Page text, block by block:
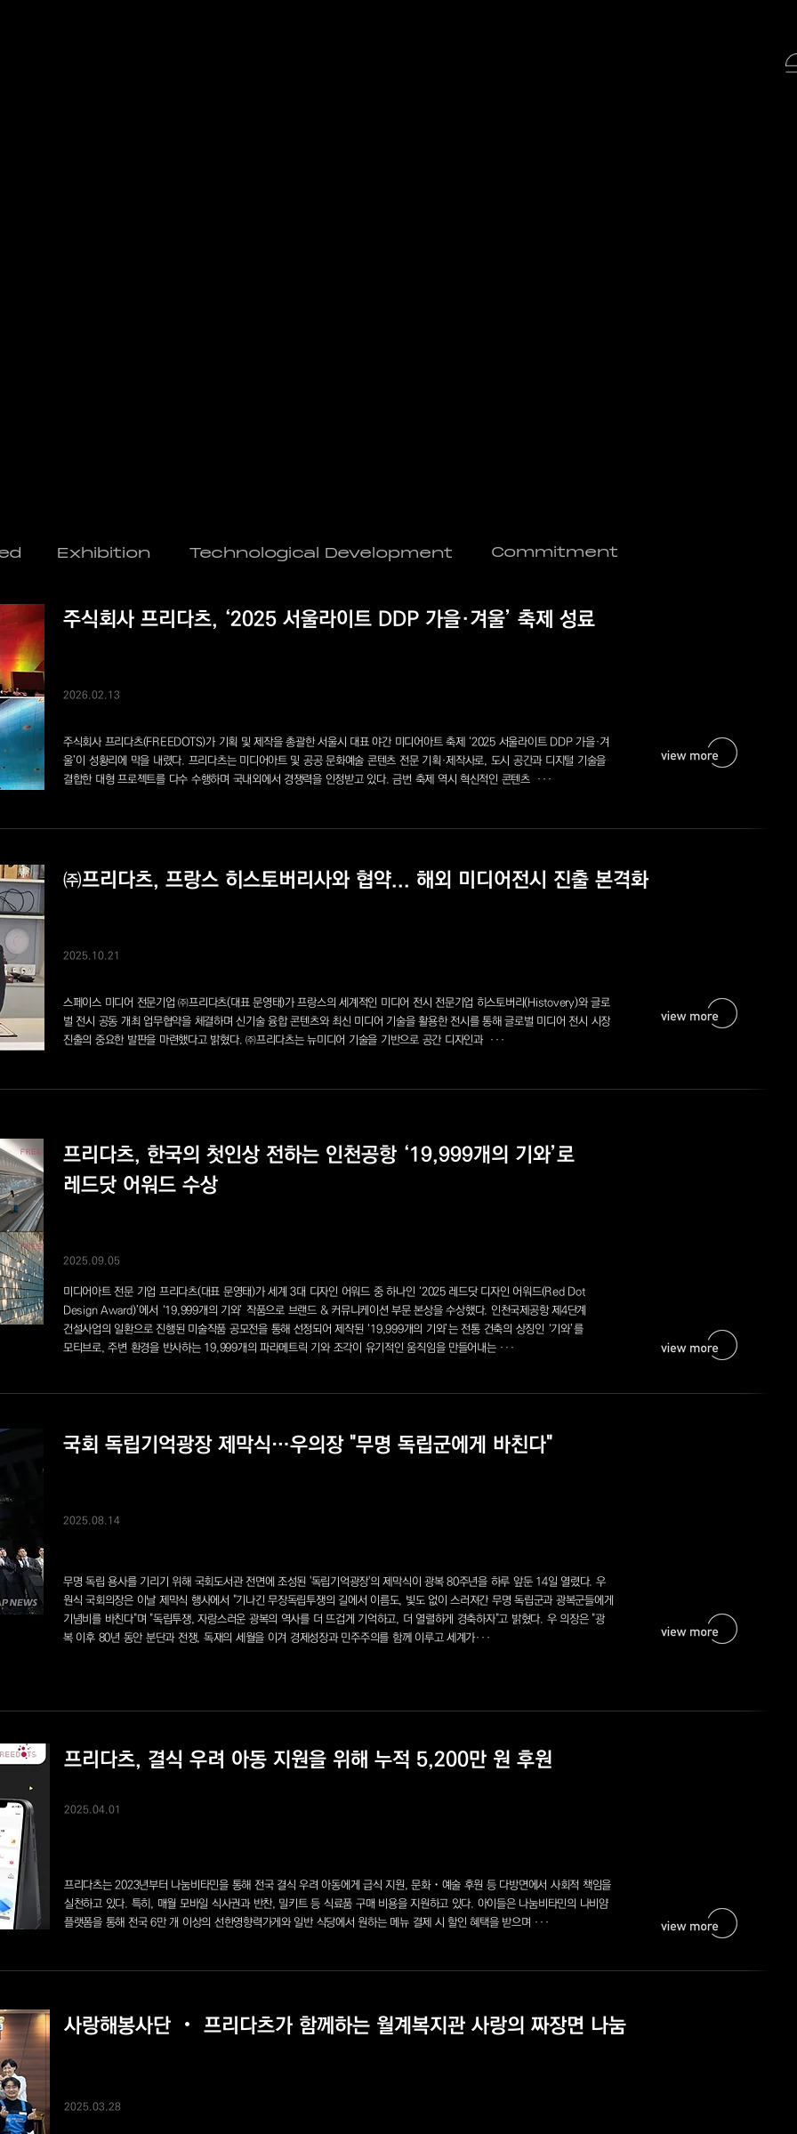
Exhibition Technological Development Commitment
주식회사 프리다츠, ‘2025 서울라이트 DDP 가을·겨울’ 축제 성료
2026.02.13
주식회사 프리다츠(FREEDOTS)가 기획 및 제작을 총괄한 서울시 대표 야간 미디어아트 축제 ‘2025 서울라이트 DDP 가을·겨
울’이 성황리에 막을 내렸다. 프리다츠는 미디어아트 및 공공 문화예술 콘텐츠 전문 기획·제작사로, 도시 공간과 디지털 기술을
결합한 대형 프로젝트를 다수 수행하며 국내외에서 경쟁력을 인정받고 있다. 금번 축제 역시 혁신적인 콘텐츠 ···
㈜프리다츠, 프랑스 히스토버리사와 협약... 해외 미디어전시 진출 본격화
2025.10.21
스페이스 미디어 전문기업 ㈜프리다츠(대표 문영태)가 프랑스의 세계적인 미디어 전시 전문기업 히스토버리(Histovery)와 글로
벌 전시 공동 개최 업무협약을 체결하며 신기술 융합 콘텐츠와 최신 미디어 기술을 활용한 전시를 통해 글로벌 미디어 전시 시장
진출의 중요한 발판을 마련했다고 밝혔다. ㈜프리다츠는 뉴미디어 기술을 기반으로 공간 디자인과 ···
프리다츠, 한국의 첫인상 전하는 인천공항 ‘19,999개의 기와’로
레드닷 어워드 수상
2025.09.05
미디어아트 전문 기업 프리다츠(대표 문영태)가 세계 3대 디자인 어워드 중 하나인 ‘2025 레드닷 디자인 어워드(Red Dot
Design Award)’에서 ‘19,999개의 기와’ 작품으로 브랜드 & 커뮤니케이션 부문 본상을 수상했다. 인천국제공항 제4단계
건설사업의 일환으로 진행된 미술작품 공모전을 통해 선정되어 제작된 ‘19,999개의 기와’는 전통 건축의 상징인 ‘기와’를
모티브로, 주변 환경을 반사하는 19,999개의 파라메트릭 기와 조각이 유기적인 움직임을 만들어내는 ···
국회 독립기억광장 제막식…우의장 "무명 독립군에게 바친다"
2025.08.14
무명 독립 용사를 기리기 위해 국회도서관 전면에 조성된 '독립기억광장'의 제막식이 광복 80주년을 하루 앞둔 14일 열렸다. 우
원식 국회의장은 이날 제막식 행사에서 "기나긴 무장독립투쟁의 길에서 이름도, 빛도 없이 스러져간 무명 독립군과 광복군들에게
기념비를 바친다"며 "독립투쟁, 자랑스러운 광복의 역사를 더 뜨겁게 기억하고, 더 열렬하게 경축하자"고 밝혔다. 우 의장은 "광
복 이후 80년 동안 분단과 전쟁, 독재의 세월을 이겨 경제성장과 민주주의를 함께 이루고 세계가···
프리다츠, 결식 우려 아동 지원을 위해 누적 5,200만 원 후원
2025.04.01
프리다츠는 2023년부터 나눔비타민을 통해 전국 결식 우려 아동에게 급식 지원, 문화・예술 후원 등 다방면에서 사회적 책임을
실천하고 있다. 특히, 매월 모바일 식사권과 반찬, 밀키트 등 식료품 구매 비용을 지원하고 있다. 아이들은 나눔비타민의 나비얌
플랫폼을 통해 전국 6만 개 이상의 선한영향력가게와 일반 식당에서 원하는 메뉴 결제 시 할인 혜택을 받으며 ···
사랑해봉사단 ‧ 프리다츠가 함께하는 월계복지관 사랑의 짜장면 나눔
2025.03.28